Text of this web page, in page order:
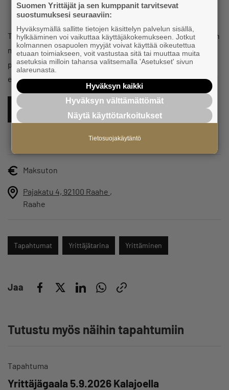
Tule mukaan tapaamaan yrittäjäkollegoita käsillä tekemisen
merkeissä! Tarjolla on erinomaisen hyvän seuran ohella
pientä suolapalaa ja teetä. Tapahtuma on maksuton, mutta
edellyttää ilmoittautumista (linkki alla).
ILMOITTAUDU TÄSTÄ MUKAAN
Maksuton
Pajakatu 4, 92100 Raahe ,
Raahe
Tapahtumat Yrittäjätarina Yrittäminen
Jaa
Tutustu myös näihin tapahtumiin
Tapahtuma
Yrittäjägaala 5.9.2026 Kalajoella
Suomen Yrittäjät ja sen kumppanit tarvitsevat
suostumuksesi seuraaviin:
Hyväksymällä sallitte tietojen käsittelyn palvelun sisällä,
hylkääminen voi vaikuttaa käyttäjäkokemukseen. Jotkut
kolmannen osapuolen myyjät voivat käyttää oikeutettua
etuaan toimiakseen, voit vastustaa sitä tai muuttaa muita
asetuksia milloin tahansa valitsemalla 'Asetukset' sivun
alareunasta.
Hyväksyn kaikki
Hyväksyn välttämättömät
Näytä käyttötarkoitukset
Tietosuojakäytäntö